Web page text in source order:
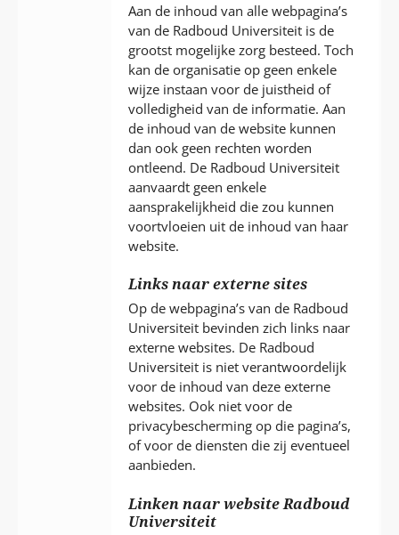
Aan de inhoud van alle webpagina’s
van de Radboud Universiteit is de
grootst mogelijke zorg besteed. Toch
kan de organisatie op geen enkele
wijze instaan voor de juistheid of
volledigheid van de informatie. Aan
de inhoud van de website kunnen
dan ook geen rechten worden
ontleend. De Radboud Universiteit
aanvaardt geen enkele
aansprakelijkheid die zou kunnen
voortvloeien uit de inhoud van haar
website.
Links naar externe sites
Op de webpagina’s van de Radboud
Universiteit bevinden zich links naar
externe websites. De Radboud
Universiteit is niet verantwoordelijk
voor de inhoud van deze externe
websites. Ook niet voor de
privacybescherming op die pagina’s,
of voor de diensten die zij eventueel
aanbieden.
Linken naar website Radboud
Universiteit